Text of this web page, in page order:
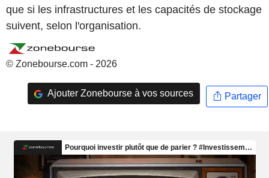
que si les infrastructures et les capacités de stockage
suivent, selon l'organisation.
© Zonebourse.com - 2026
Ajouter Zonebourse à vos sources Partager